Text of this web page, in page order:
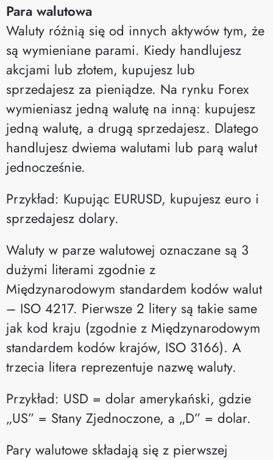
Para walutowa
Waluty różnią się od innych aktywów tym, że
są wymieniane parami. Kiedy handlujesz
akcjami lub złotem, kupujesz lub
sprzedajesz za pieniądze. Na rynku Forex
wymieniasz jedną walutę na inną: kupujesz
jedną walutę, a drugą sprzedajesz. Dlatego
handlujesz dwiema walutami lub parą walut
jednocześnie.
Przykład: Kupując EURUSD, kupujesz euro i
sprzedajesz dolary.
Waluty w parze walutowej oznaczane są 3
dużymi literami zgodnie z
Międzynarodowym standardem kodów walut
– ISO 4217. Pierwsze 2 litery są takie same
jak kod kraju (zgodnie z Międzynarodowym
standardem kodów krajów, ISO 3166). A
trzecia litera reprezentuje nazwę waluty.
Przykład: USD = dolar amerykański, gdzie
„US” = Stany Zjednoczone, a „D” = dolar.
Pary walutowe składają się z pierwszej